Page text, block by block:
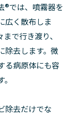
®では、噴霧器を
広く散布しま
で行き渡り、
除去します。微
る病原体にも容
除去だけでな